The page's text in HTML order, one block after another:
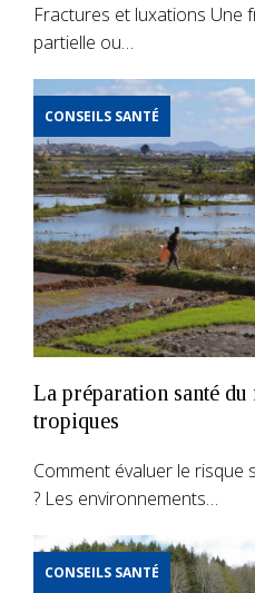
Fractures et luxations Une
partielle ou…
CONSEILS SANTÉ
La préparation santé
tropiques
Comment évaluer le risque
? Les environnements…
CONSEILS SANTÉ